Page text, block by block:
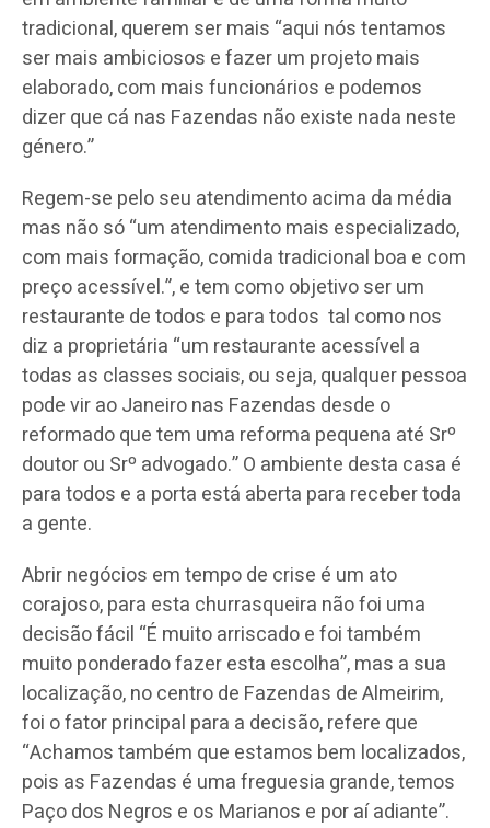
tradicional, querem ser mais “aqui nós tentamos
ser mais ambiciosos e fazer um projeto mais
elaborado, com mais funcionários e podemos
dizer que cá nas Fazendas não existe nada neste
género.”
Regem-se pelo seu atendimento acima da média
mas não só “um atendimento mais especializado,
com mais formação, comida tradicional boa e com
preço acessível.”, e tem como objetivo ser um
restaurante de todos e para todos tal como nos
diz a proprietária “um restaurante acessível a
todas as classes sociais, ou seja, qualquer pessoa
pode vir ao Janeiro nas Fazendas desde o
reformado que tem uma reforma pequena até Srº
doutor ou Srº advogado.” O ambiente desta casa é
para todos e a porta está aberta para receber toda
a gente.
Abrir negócios em tempo de crise é um ato
corajoso, para esta churrasqueira não foi uma
decisão fácil “É muito arriscado e foi também
muito ponderado fazer esta escolha”, mas a sua
localização, no centro de Fazendas de Almeirim,
foi o fator principal para a decisão, refere que
“Achamos também que estamos bem localizados,
pois as Fazendas é uma freguesia grande, temos
Paço dos Negros e os Marianos e por aí adiante”.